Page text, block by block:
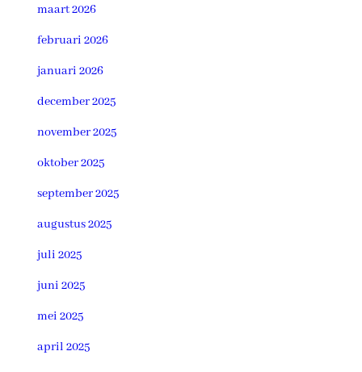
maart 2026
februari 2026
januari 2026
december 2025
november 2025
oktober 2025
september 2025
augustus 2025
juli 2025
juni 2025
mei 2025
april 2025